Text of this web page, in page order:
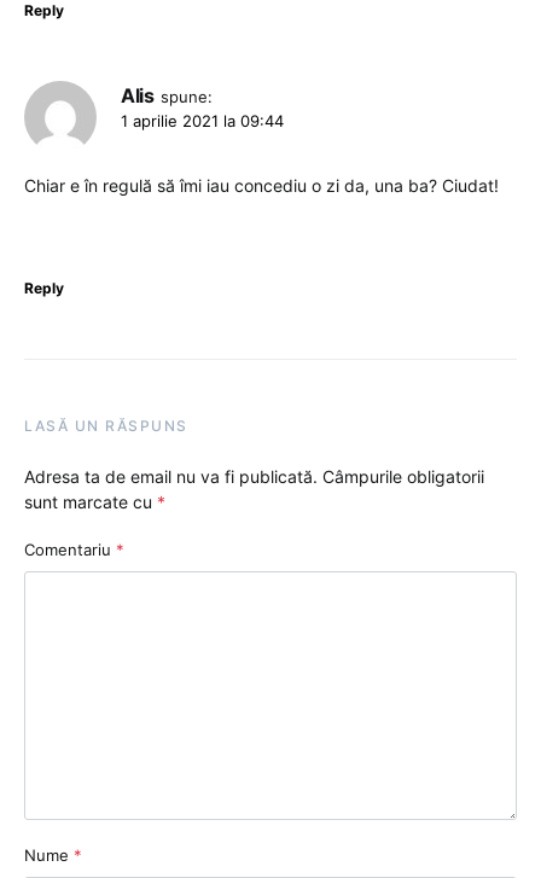
Reply
Alis spune:
1 aprilie 2021 la 09:44
Chiar e în regulă să îmi iau concediu o zi da, una ba? Ciudat!
Reply
LASĂ UN RĂSPUNS
Adresa ta de email nu va fi publicată. Câmpurile obligatorii
sunt marcate cu *
Comentariu *
Nume *